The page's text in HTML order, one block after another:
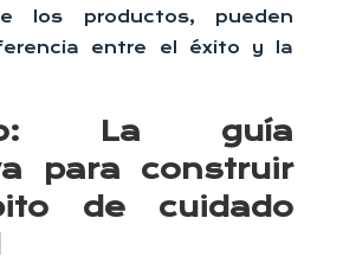
los productos, pueden
entre el éxito y la
La guía
para construir
de cuidado